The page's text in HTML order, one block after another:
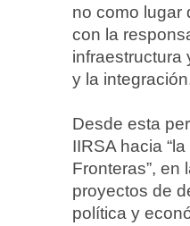
no como lugar
con la
infraestructura
y la
Desde esta
IIRSA hacia
Fronteras”,
proyectos de
política y